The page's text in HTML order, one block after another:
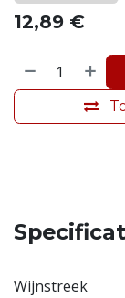
12,89 €
Wijnstreek